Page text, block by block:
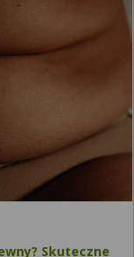
Skuteczne